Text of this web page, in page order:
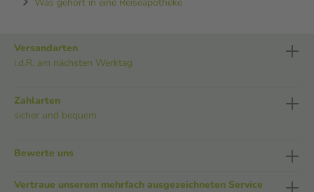
Versandarten
i.d.R. am nächsten Werktag
Zahlarten
sicher und bequem
Bewerte uns
Vertraue unserem mehrfach ausgezeichneten Service